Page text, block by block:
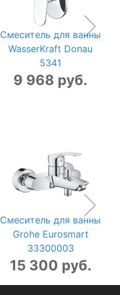
Смеситель для ванны
WasserKraft Donau
5341
9 968 руб.
Смеситель для ванны
Grohe Eurosmart
33300003
15 300 руб.